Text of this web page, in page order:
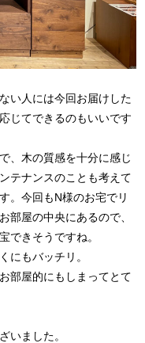
い人には今回お届けした
じてできるのもいいです
、木の質感を十分に感じ
テナンスのことも考えて
。今回もN様のお宅でリ
部屋の中央にあるので、
できそうですね。
にもバッチリ。
部屋的にもしまってとて
いました。